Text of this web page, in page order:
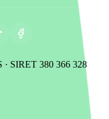
SIRET 380 366 328